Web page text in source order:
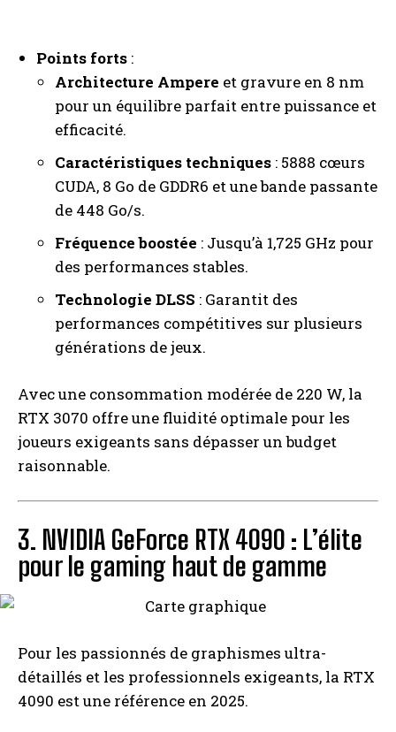
Points forts :
Architecture Ampere et gravure en 8 nm
pour un équilibre parfait entre puissance et
efficacité.
Caractéristiques techniques : 5888 cœurs
CUDA, 8 Go de GDDR6 et une bande passante
de 448 Go/s.
Fréquence boostée : Jusqu’à 1,725 GHz pour
des performances stables.
Technologie DLSS : Garantit des
performances compétitives sur plusieurs
générations de jeux.
Avec une consommation modérée de 220 W, la
RTX 3070 offre une fluidité optimale pour les
joueurs exigeants sans dépasser un budget
raisonnable.
3. NVIDIA GeForce RTX 4090 : L’élite
pour le gaming haut de gamme
Pour les passionnés de graphismes ultra-
détaillés et les professionnels exigeants, la RTX
4090 est une référence en 2025.